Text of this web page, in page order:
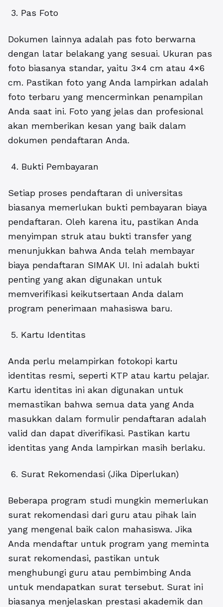
3. Pas Foto
Dokumen lainnya adalah pas foto berwarna
dengan latar belakang yang sesuai. Ukuran pas
foto biasanya standar, yaitu 3×4 cm atau 4×6
cm. Pastikan foto yang Anda lampirkan adalah
foto terbaru yang mencerminkan penampilan
Anda saat ini. Foto yang jelas dan profesional
akan memberikan kesan yang baik dalam
dokumen pendaftaran Anda.
4. Bukti Pembayaran
Setiap proses pendaftaran di universitas
biasanya memerlukan bukti pembayaran biaya
pendaftaran. Oleh karena itu, pastikan Anda
menyimpan struk atau bukti transfer yang
menunjukkan bahwa Anda telah membayar
biaya pendaftaran SIMAK UI. Ini adalah bukti
penting yang akan digunakan untuk
memverifikasi keikutsertaan Anda dalam
program penerimaan mahasiswa baru.
5. Kartu Identitas
Anda perlu melampirkan fotokopi kartu
identitas resmi, seperti KTP atau kartu pelajar.
Kartu identitas ini akan digunakan untuk
memastikan bahwa semua data yang Anda
masukkan dalam formulir pendaftaran adalah
valid dan dapat diverifikasi. Pastikan kartu
identitas yang Anda lampirkan masih berlaku.
6. Surat Rekomendasi (Jika Diperlukan)
Beberapa program studi mungkin memerlukan
surat rekomendasi dari guru atau pihak lain
yang mengenal baik calon mahasiswa. Jika
Anda mendaftar untuk program yang meminta
surat rekomendasi, pastikan untuk
menghubungi guru atau pembimbing Anda
untuk mendapatkan surat tersebut. Surat ini
biasanya menjelaskan prestasi akademik dan